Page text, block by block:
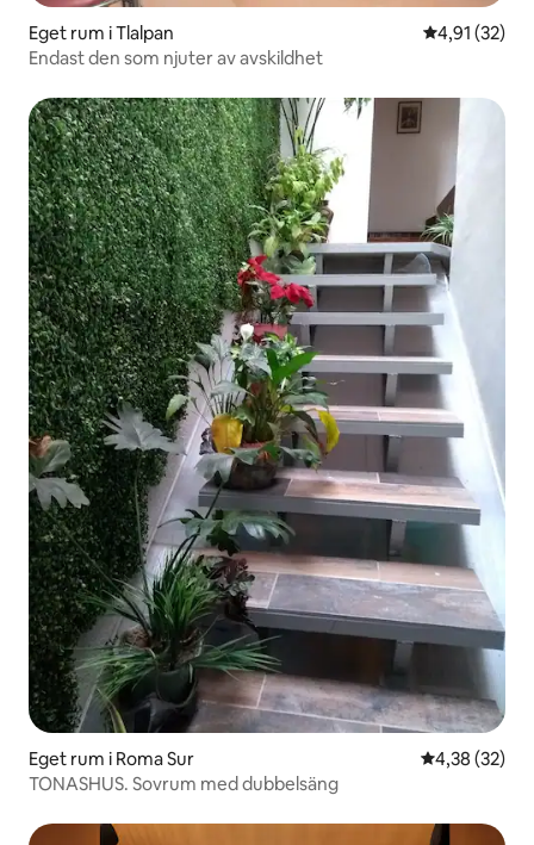
Eget rum i Tlalpan 4,91 av 5 i
4,91 (32)
Endast den som njuter av avskildhet
Eget rum i Roma Sur 4,38 av 5 i
4,38 (32)
TONASHUS. Sovrum med dubbelsäng